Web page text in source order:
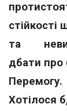
стійкості
та
дбати про
Перемогу.
Хотілося